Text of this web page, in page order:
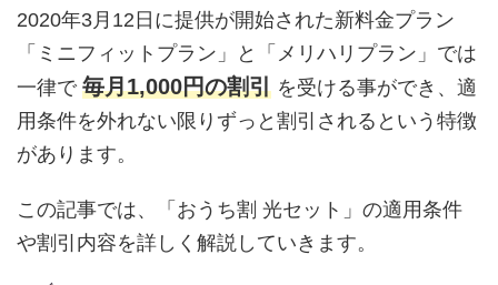
2020年3月12日に提供が開始された新料金プラン
「ミニフィットプラン」と「メリハリプラン」では
一律で 毎月1,000円の割引 を受ける事ができ、適
用条件を外れない限りずっと割引されるという特徴
があります。
この記事では、「おうち割 光セット」の適用条件
や割引内容を詳しく解説していきます。